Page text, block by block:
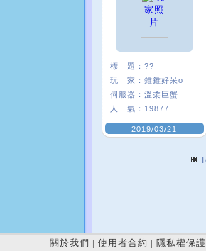
標 題： ??
玩 家： 錐錐好呆o
伺服器： 溫柔巨蟹
人 氣： 19877
2019/03/21
關於我們 | 使用者合約 | 隱私權保護